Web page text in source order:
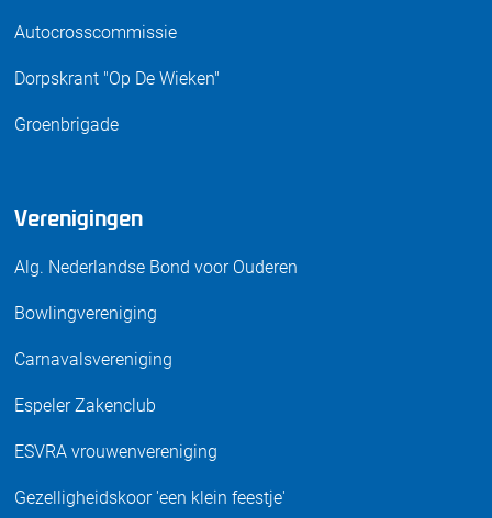
Autocrosscommissie
Dorpskrant "Op De Wieken"
Groenbrigade
Verenigingen
Alg. Nederlandse Bond voor Ouderen
Bowlingvereniging
Carnavalsvereniging
Espeler Zakenclub
ESVRA vrouwenvereniging
Gezelligheidskoor 'een klein feestje'